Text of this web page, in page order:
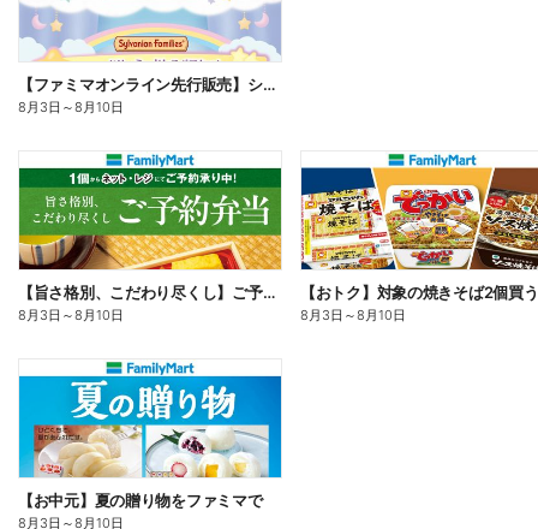
【ファミマオンライン先行販売】シルバニアファミリー
8月3日 ～8月10日
【旨さ格別、こだわり尽くし】ご予約弁当
8月3日 ～8月10日 8月3日 ～8月10日
【お中元】夏の贈り物をファミマで
8月3日 ～8月10日